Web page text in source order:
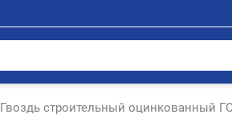
Гвоздь строительный оцинкованный